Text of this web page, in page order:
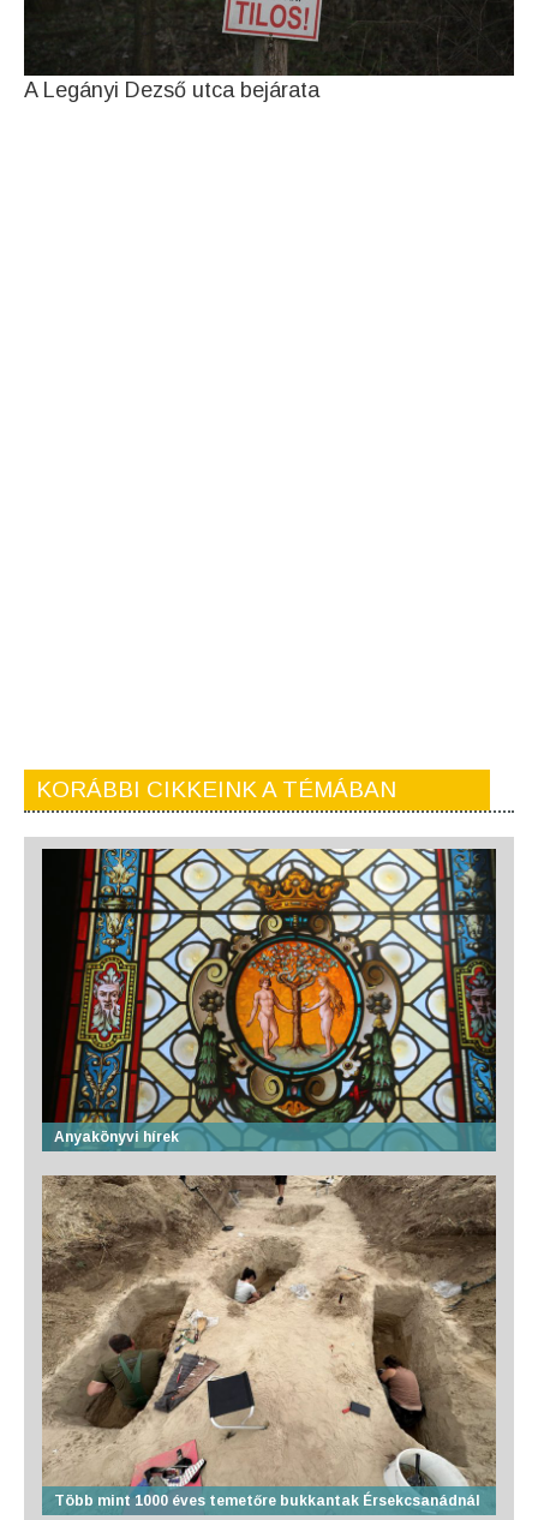
A Legányi Dezső utca bejárata
KORÁBBI CIKKEINK A TÉMÁBAN
Anyakönyvi hírek
Több mint 1000 éves temetőre bukkantak Érsekcsanádnál